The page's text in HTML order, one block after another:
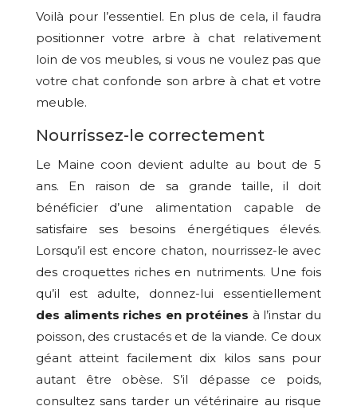
Voilà pour l’essentiel. En plus de cela, il faudra
positionner votre arbre à chat relativement
loin de vos meubles, si vous ne voulez pas que
votre chat confonde son arbre à chat et votre
meuble.
Nourrissez-le correctement
Le Maine coon devient adulte au bout de 5
ans. En raison de sa grande taille, il doit
bénéficier d’une alimentation capable de
satisfaire ses besoins énergétiques élevés.
Lorsqu’il est encore chaton, nourrissez-le avec
des croquettes riches en nutriments. Une fois
qu’il est adulte, donnez-lui essentiellement
des aliments riches en protéines à l’instar du
poisson, des crustacés et de la viande. Ce doux
géant atteint facilement dix kilos sans pour
autant être obèse. S’il dépasse ce poids,
consultez sans tarder un vétérinaire au risque